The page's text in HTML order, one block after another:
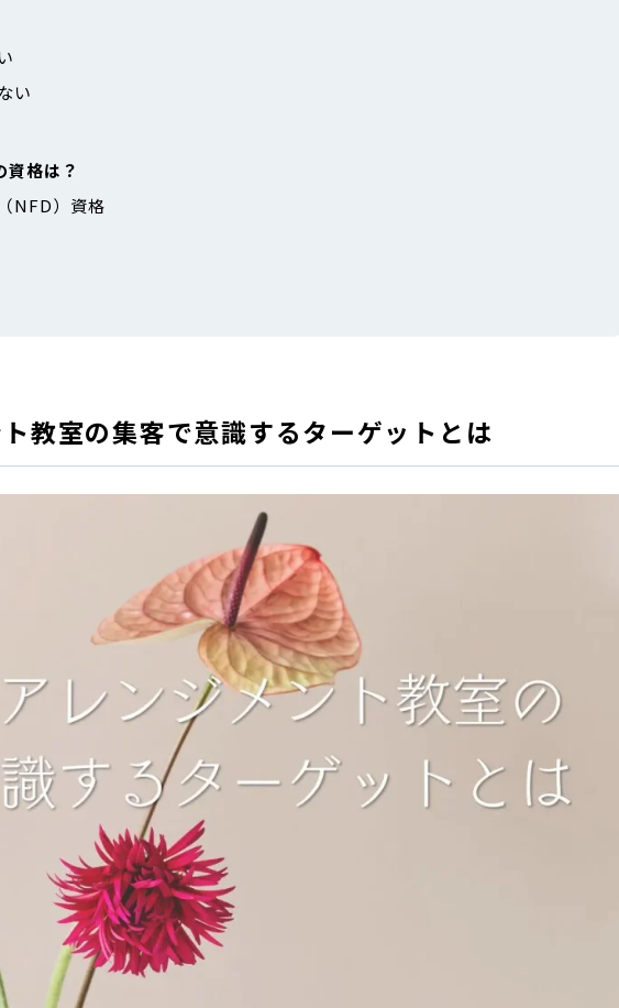
い
資格は？
NFD）資格
教室の集客で意識するターゲットとは